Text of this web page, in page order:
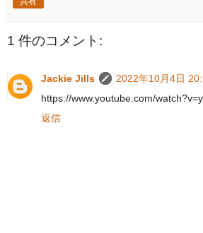
1 件のコメント:
Jackie Jills
2022年10月4日
https://www.youtube.com/
返信